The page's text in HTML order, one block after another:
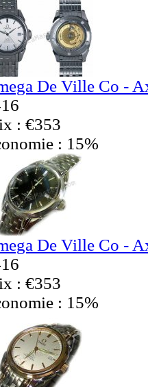
De Ville Co -
: €353
: 15%
De Ville Co -
: €353
: 15%